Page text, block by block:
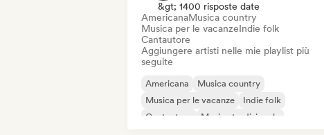
&gt; 1400 risposte date
AmericanaMusica country
Musica per le vacanzeIndie folk
Cantautore
Aggiungere artisti nelle mie playlist più
seguite
Americana
Musica country
Musica per le vacanze
Indie folk
Cantautore
Musica tradizionale